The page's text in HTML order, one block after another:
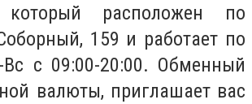
который расположен по
159 и работает по
Вс с 09:00-20:00. Обменный
валюты, приглашает вас